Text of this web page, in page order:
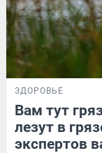
ЗДОРОВЬЕ
Вам тут
лезут в
экспертов